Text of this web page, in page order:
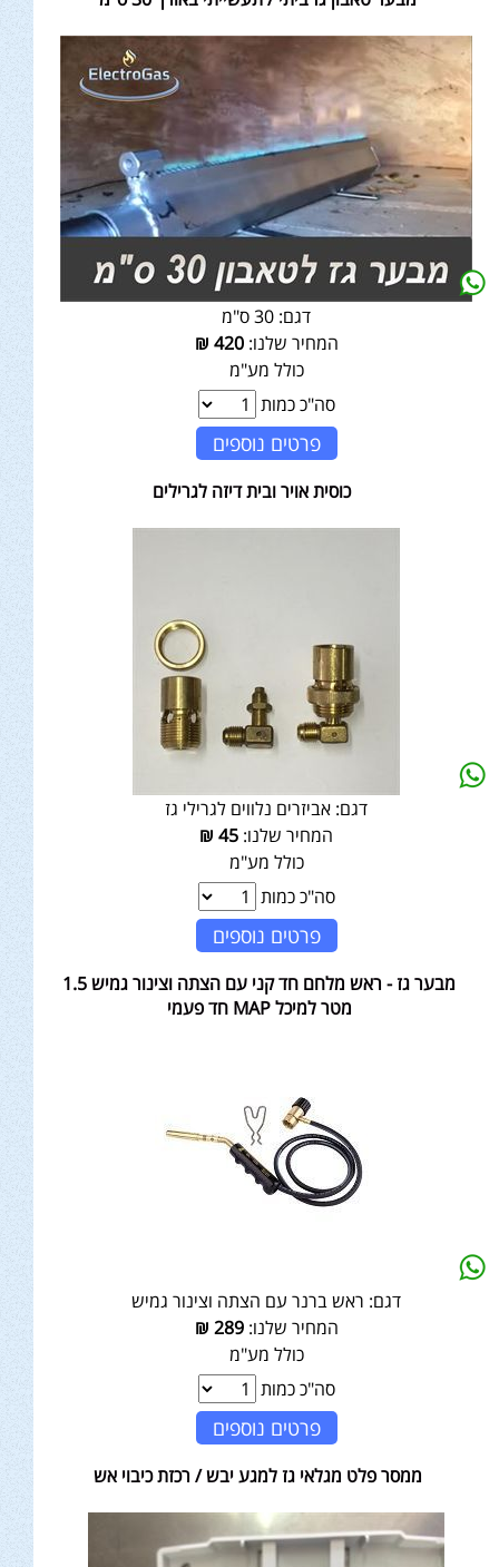
דגם: 30 ס"מ
המחיר שלנו:420
₪
כולל מע"מ
סה"כ כמות
פרטים נוספים
כוסית אויר ובית דיזה לגרילים
דגם: אביזרים נלווים לגרילי גז
המחיר שלנו: 45
₪
כולל מע"מ
סה"כ כמות
פרטים נוספים
מבער גז - ראש מלחם חד קני עם הצתה וצינור גמיש 1.5
מטר למיכל MAP חד פעמי
דגם: ראש ברנר עם הצתה וצינור גמיש
המחיר שלנו:289
₪
כולל מע"מ
סה"כ כמות
פרטים נוספים
ממסר פלט מגלאי גז למגע יבש / רכזת כיבוי אש